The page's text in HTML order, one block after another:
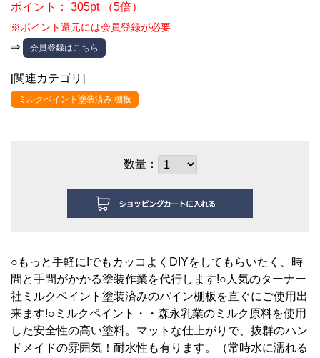
ポイント： 305pt （5倍）
※ポイント還元には会員登録が必要
⇒ 会員登録はこちら
[関連カテゴリ]
ミルクペイント塗装済み 棚板
数量：
○もっと手軽に!でもカッコよくDIYをしてもらいたく、時
間と手間がかかる塗装作業を代行します!○人気のターナー
社ミルクペイント塗装済みのパイン棚板を直ぐにご使用出
来ます!○ミルクペイント・・森永乳業のミルク原料を使用
した安全性の高い塗料。マットな仕上がりで、抜群のハン
ドメイドの雰囲気！耐水性も有ります。（常時水に濡れる